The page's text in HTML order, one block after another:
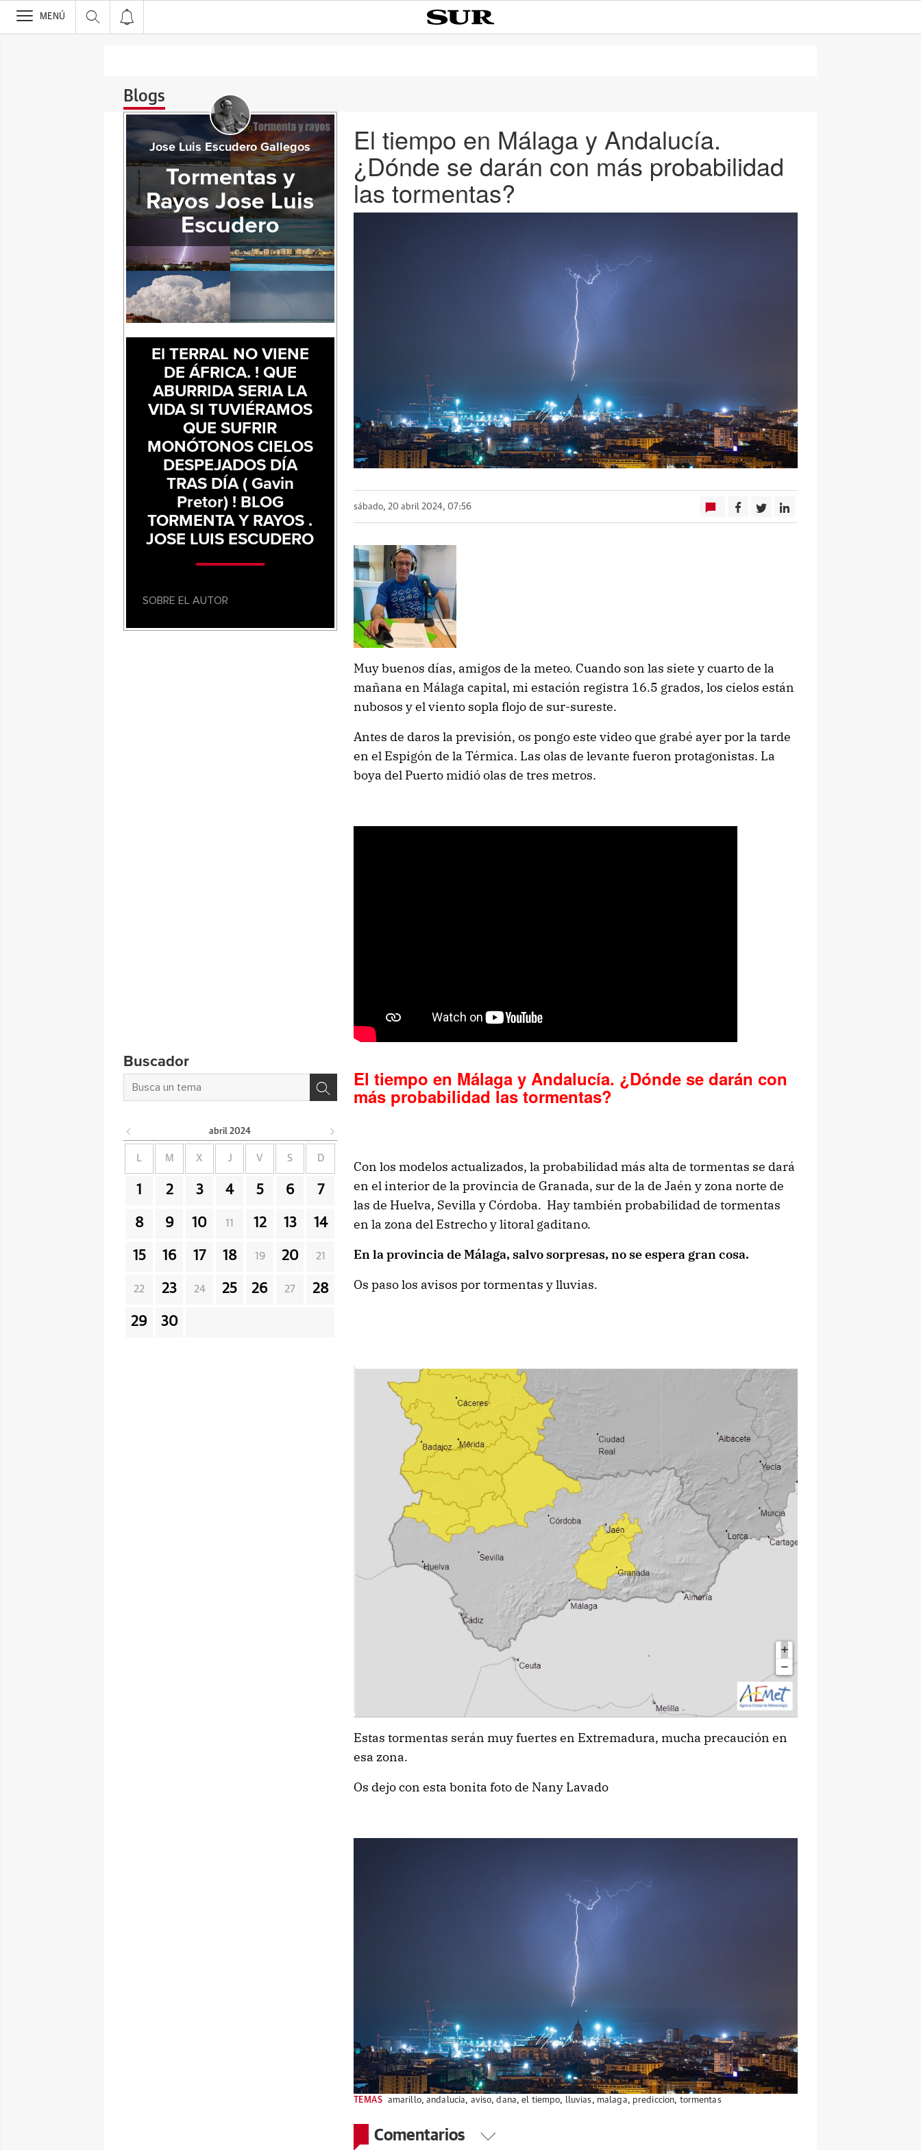
>
MENÚ
Blogs
El tiempo en Málaga y Andalucía.
¿Dónde se darán con más probabilidad
las tormentas?
sábado, 20 abril 2024, 07:56
Muy buenos días, amigos de la meteo. Cuando son las siete y cuarto de la
mañana en Málaga capital, mi estación registra 16.5 grados, los cielos están
nubosos y el viento sopla flojo de sur-sureste.
Antes de daros la previsión, os pongo este video que grabé ayer por la tarde
en el Espigón de la Térmica. Las olas de levante fueron protagonistas. La
boya del Puerto midió olas de tres metros.
El tiempo en Málaga y Andalucía. ¿Dónde se darán con
más probabilidad las tormentas?
Con los modelos actualizados, la probabilidad más alta de tormentas se dará
en el interior de la provincia de Granada, sur de la de Jaén y zona norte de
las de Huelva, Sevilla y Córdoba. Hay también probabilidad de tormentas
en la zona del Estrecho y litoral gaditano.
En la provincia de Málaga, salvo sorpresas, no se espera gran cosa.
Os paso los avisos por tormentas y lluvias.
Estas tormentas serán muy fuertes en Extremadura, mucha precaución en
esa zona.
Os dejo con esta bonita foto de Nany Lavado
TEMAS amarillo,andalucia, aviso,dana,el tiempo, lluvias, malaga, prediccion, tormentas
Comentarios
Jose Luis Escudero Gallegos
Tormentas y
Rayos Jose Luis
Escudero
El TERRAL NO VIENE
DE ÁFRICA. ! QUE
ABURRIDA SERIA LA
VIDA SI TUVIÉRAMOS
QUE SUFRIR
MONÓTONOS CIELOS
DESPEJADOS DÍA
TRAS DÍA ( Gavin
Pretor) ! BLOG
TORMENTA Y RAYOS .
JOSE LUIS ESCUDERO
SOBRE EL AUTOR
Buscador
abril 2024
L M X J V S D
1 2 3 4 5 6 7
8 9 10 11 12 13 14
15 16 17 18 19 20 21
22 23 24 25 26 27 28
29 30